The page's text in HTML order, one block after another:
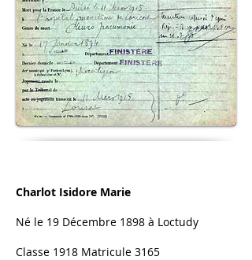
Charlot Isidore Marie
Né le 19 Décembre 1898 à Loctudy
Classe 1918 Matricule 3165